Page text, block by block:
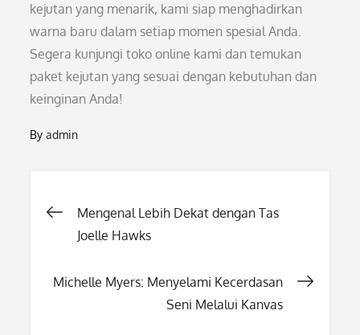
kejutan yang menarik, kami siap menghadirkan
warna baru dalam setiap momen spesial Anda.
Segera kunjungi toko online kami dan temukan
paket kejutan yang sesuai dengan kebutuhan dan
keinginan Anda!
Byadmin
Post
Mengenal Lebih Dekat dengan Tas
Joelle Hawks
Michelle Myers: Menyelami Kecerdasan
Seni Melalui Kanvas